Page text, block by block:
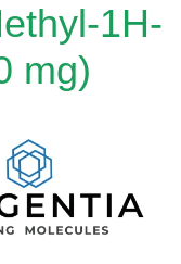
1H-
mg)